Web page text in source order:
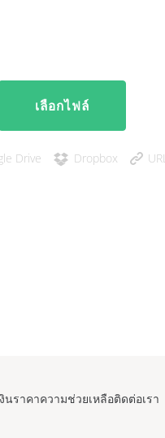
เลือกไฟล์
Drive Dropbox URL
นราคาความช่วยเหลือติดต่อเรา